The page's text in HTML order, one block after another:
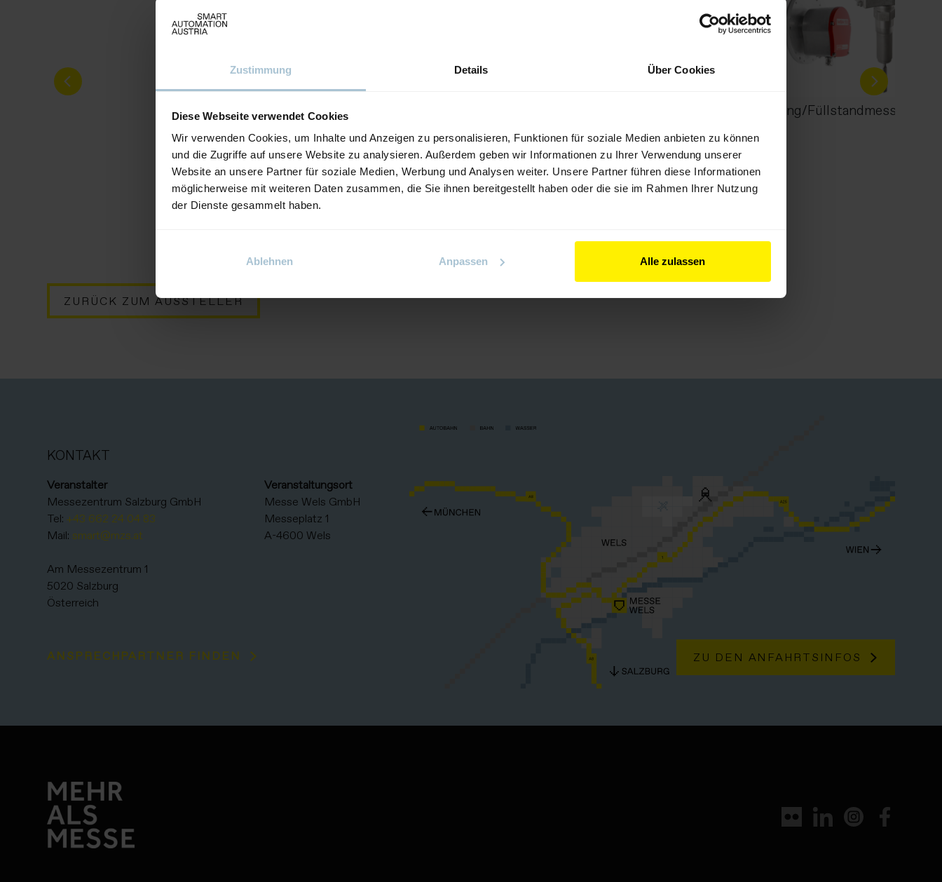
Zustimmung Details Über Cookies
Diese Webseite verwendet Cookies
Wir verwenden Cookies, um Inhalte und Anzeigen zu personalisieren, Funktionen für soziale Medien anbieten zu können
und die Zugriffe auf unsere Website zu analysieren. Außerdem geben wir Informationen zu Ihrer Verwendung unserer
Website an unsere Partner für soziale Medien, Werbung und Analysen weiter. Unsere Partner führen diese Informationen
möglicherweise mit weiteren Daten zusammen, die Sie ihnen bereitgestellt haben oder die sie im Rahmen Ihrer Nutzung
der Dienste gesammelt haben.
Ablehnen Anpassen Alle zulassen
Grenzwertüberwachung/Füllstandmessung
ZURÜCK ZUM AUSSTELLER
KONTAKT
Veranstalter
Messezentrum Salzburg GmbH
Tel:+43 662 24 04 83
Mail: smart@mzs.at
Am Messezentrum 1
5020 Salzburg
Österreich
Veranstaltungsort
Messe Wels GmbH
Messeplatz 1
A-4600 Wels
ANSPRECHPARTNER FINDEN ZU DEN ANFAHRTSINFOS